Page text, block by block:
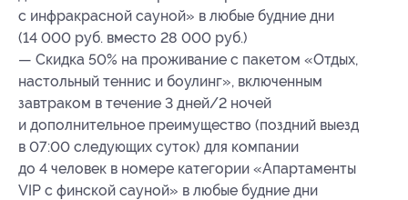
с инфракрасной сауной» в любые будние дни
(14 000 руб. вместо 28 000 руб.)
— Скидка 50% на проживание с пакетом «Отдых,
настольный теннис и боулинг», включенным
завтраком в течение 3 дней/2 ночей
и дополнительное преимущество (поздний выезд
в 07:00 следующих суток) для компании
до 4 человек в номере категории «Апартаменты
VIP с финской сауной» в любые будние дни